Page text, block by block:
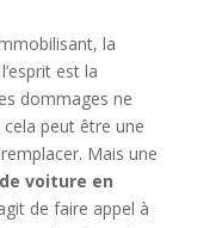
la
est la
dommages ne
peut être une
Mais une
voiture en
de faire appel à